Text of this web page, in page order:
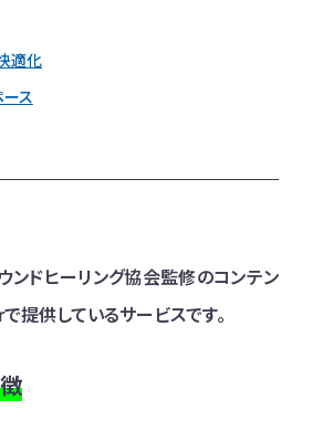
適化
ース
ンドヒーリング協会監修のコンテン
提供しているサービスです。